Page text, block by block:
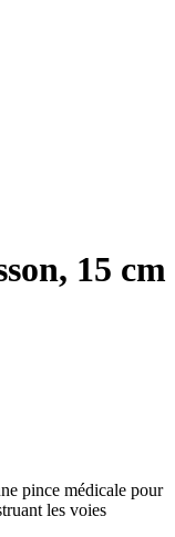
15 cm
pince médicale pour
les voies